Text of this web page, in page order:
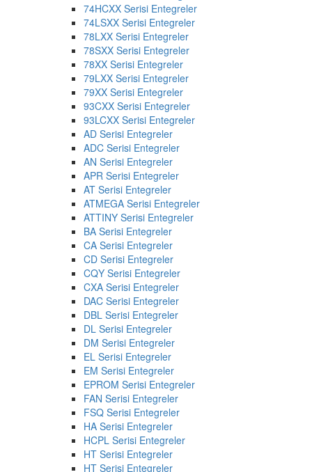
74HCXX Serisi Entegreler
74LSXX Serisi Entegreler
78LXX Serisi Entegreler
78SXX Serisi Entegreler
78XX Serisi Entegreler
79LXX Serisi Entegreler
79XX Serisi Entegreler
93CXX Serisi Entegreler
93LCXX Serisi Entegreler
AD Serisi Entegreler
ADC Serisi Entegreler
AN Serisi Entegreler
APR Serisi Entegreler
AT Serisi Entegreler
ATMEGA Serisi Entegreler
ATTINY Serisi Entegreler
BA Serisi Entegreler
CA Serisi Entegreler
CD Serisi Entegreler
CQY Serisi Entegreler
CXA Serisi Entegreler
DAC Serisi Entegreler
DBL Serisi Entegreler
DL Serisi Entegreler
DM Serisi Entegreler
EL Serisi Entegreler
EM Serisi Entegreler
EPROM Serisi Entegreler
FAN Serisi Entegreler
FSQ Serisi Entegreler
HA Serisi Entegreler
HCPL Serisi Entegreler
HT Serisi Entegreler
HT Serisi Entegreler